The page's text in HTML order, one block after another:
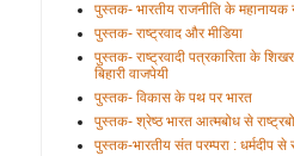
पुस्तक- भारतीय राजनीति के महानायक
पुस्तक- राष्ट्रवाद और मीडिया
पुस्तक- राष्ट्रवादी पत्रकारिता के
बिहारी वाजपेयी
पुस्तक- विकास के पथ पर भारत
पुस्तक- श्रेष्ठ भारत आत्मबोध से
पुस्तक-भारतीय संत परम्परा : धर्मदीप से